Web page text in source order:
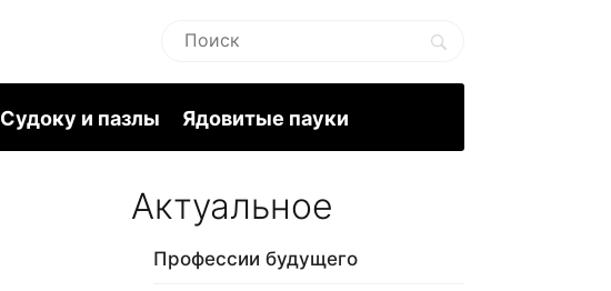
Судоку и пазлы Ядовитые пауки
Актуальное
Профессии будущего